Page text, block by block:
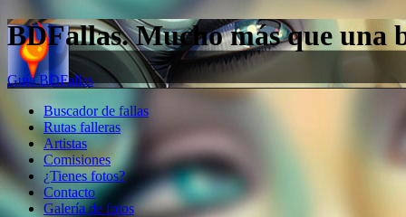
BDFallas. Mucho más que una
Guía BDFallas
Buscador de fallas
Rutas falleras
Artistas
Comisiones
¿Tienes fotos?
Contacto
Galería de fotos